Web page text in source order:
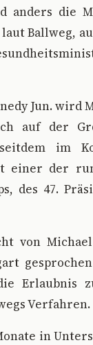
anders die
Ballweg,
Jun. wird
auf der
im
einer der
des 47.
von
Erlaubnis
Verfahren.
in